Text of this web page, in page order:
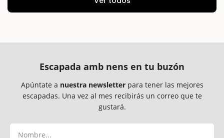
Escapada amb nens en tu buzón
Apúntate a nuestra newsletterpara tener las mejores
escapadas. Una vez al mes recibirás un correo que te
gustará.